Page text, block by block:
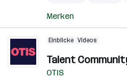
Merken
Einblicke Videos
Talent
OTIS